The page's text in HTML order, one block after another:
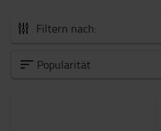
Filtern nach:
Zubehör
Popularität